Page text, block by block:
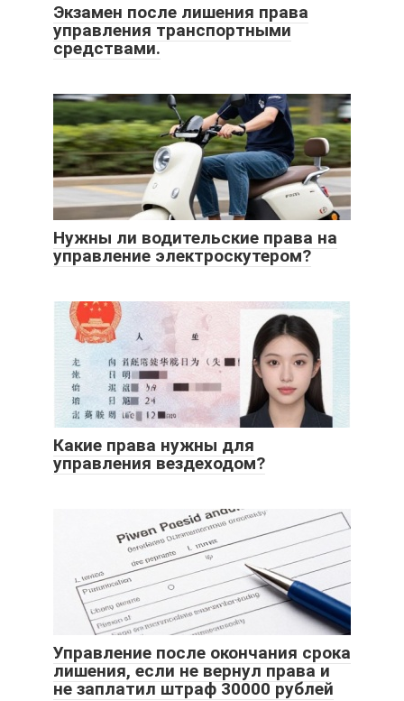
Экзамен после лишения права
управления транспортными
средствами.
Нужны ли водительские права на
управление электроскутером?
Какие права нужны для
управления вездеходом?
Управление после окончания срока
лишения, если не вернул права и
не заплатил штраф 30000 рублей